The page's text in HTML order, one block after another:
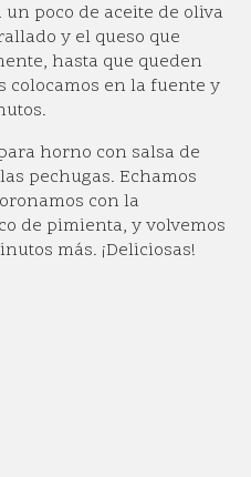
poco de aceite de oliva
y el queso que
hasta que queden
colocamos en la fuente y
horno con salsa de
pechugas. Echamos
con la
de pimienta, y volvemos
más. ¡Deliciosas!